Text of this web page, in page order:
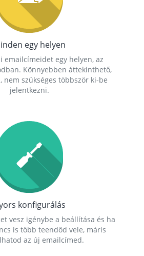
egy helyen
emailcímeidet egy helyen, az
Könnyebben áttekinthető,
nem szükséges többször ki-be
jelentkezni.
konfigurálás
vesz igénybe a beállítása és ha
is több teendőd vele, máris
az új emailcímed.